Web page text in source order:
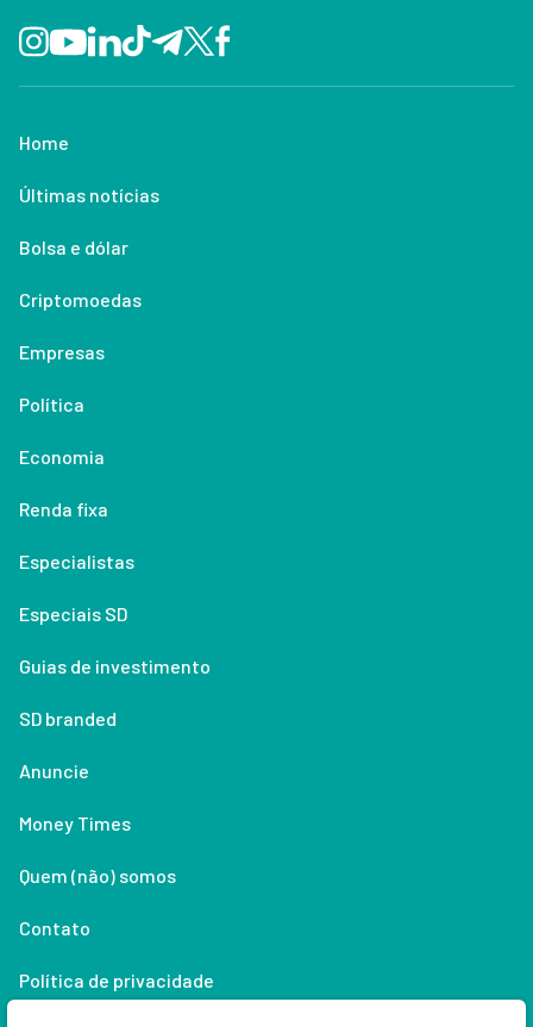
Home
Últimas notícias
Bolsa e dólar
Criptomoedas
Empresas
Política
Economia
Renda fixa
Especialistas
Especiais SD
Guias de investimento
SD branded
Anuncie
Money Times
Quem (não) somos
Contato
Política de privacidade